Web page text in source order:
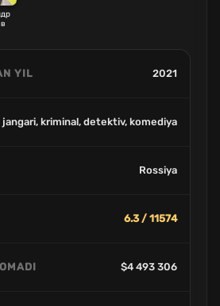
YIL 2021
jangari, kriminal, detektiv, komediya
Rossiya
6.3 / 11574
$4 493 306